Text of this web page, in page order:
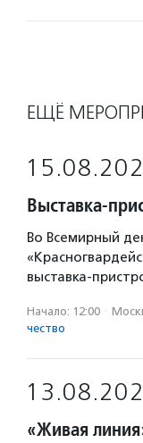
ЕЩЁ
Выставка-
Во Всемирный
выставка-
Начало: 12:00 ·
чест­во
«Живая